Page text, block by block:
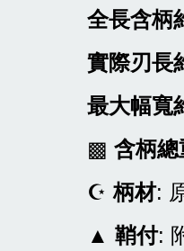
全長含柄
實際刃長
最大幅寬
▩含柄總
☪柄材:
▲鞘付: